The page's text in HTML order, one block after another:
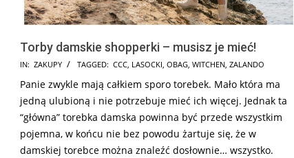
Torby damskie shopperki – musisz je mieć!
2025-
07-
19
IN: ZAKUPY TAGGED: CCC, LASOCKI, OBAG, WITCHEN, ZALANDO
Panie zwykle mają całkiem sporo torebek. Mało która ma
jedną ulubioną i nie potrzebuje mieć ich więcej. Jednak ta
“główna” torebka damska powinna być przede wszystkim
pojemna, w końcu nie bez powodu żartuje się, że w
damskiej torebce można znaleźć dosłownie… wszystko.